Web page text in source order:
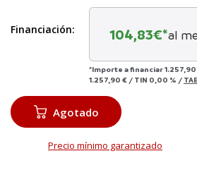
Financiación: 104,83€*al
*Importe a financiar
1.257,90 € / TIN 0,00 % / TAE
Agotado
Precio mínimo garantizado